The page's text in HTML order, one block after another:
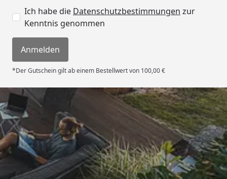
Ich habe die Datenschutzbestimmungen zur
Kenntnis genommen
Anmelden
*Der Gutschein gilt ab einem Bestellwert von 100,00 €
Versand